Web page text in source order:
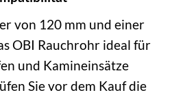
von 120 mm und einer
OBI Rauchrohr ideal für
und Kamineinsätze
Sie vor dem Kauf die